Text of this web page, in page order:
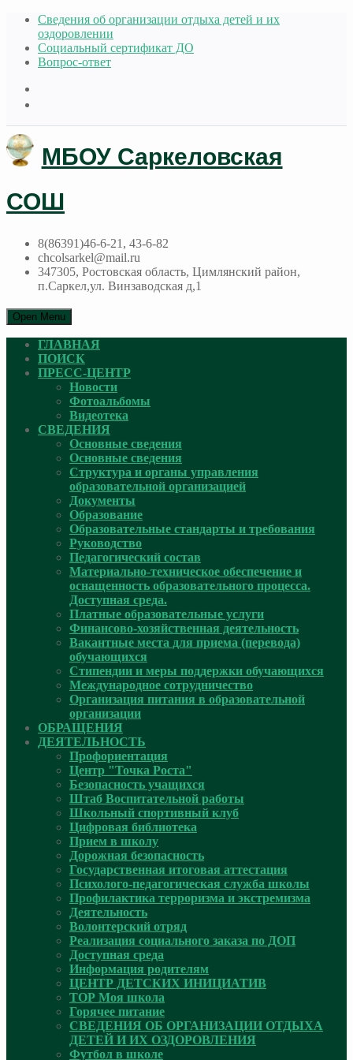
Сведения об организации отдыха детей и их
оздоровлении
Социальный сертификат ДО
Вопрос-ответ
МБОУ Саркеловская
СОШ
8(86391)46-6-21, 43-6-82
chcolsarkel@mail.ru
347305, Ростовская область, Цимлянский район,
п.Саркел,ул. Винзаводская д,1
Open Menu
ГЛАВНАЯ
ПОИСК
ПРЕСС-ЦЕНТР
Новости
Фотоальбомы
Видеотека
СВЕДЕНИЯ
Основные сведения
Основные сведения
Структура и органы управления
образовательной организацией
Документы
Образование
Образовательные стандарты и требования
Руководcтво
Педагогический состав
Материально-техническое обеспечение и
оснащенность образовательного процесса.
Доступная среда.
Платные образовательные услуги
Финансово-хозяйственная деятельность
Вакантные места для приема (перевода)
обучающихся
Стипендии и меры поддержки обучающихся
Международное сотрудничество
Организация питания в образовательной
организации
ОБРАЩЕНИЯ
ДЕЯТЕЛЬНОСТЬ
Профориентация
Центр "Точка Роста"
Безопасность учащихся
Штаб Воспитательной работы
Школьный спортивный клуб
Цифровая библиотека
Прием в школу
Дорожная безопасность
Государственная итоговая аттестация
Психолого-педагогическая служба школы
Профилактика терроризма и экстремизма
Деятельность
Волонтерский отряд
Реализация социального заказа по ДОП
Доступная среда
Информация родителям
ЦЕНТР ДЕТСКИХ ИНИЦИАТИВ
ТОР Моя школа
Горячее питание
СВЕДЕНИЯ ОБ ОРГАНИЗАЦИИ ОТДЫХА
ДЕТЕЙ И ИХ ОЗДОРОВЛЕНИЯ
Футбол в школе